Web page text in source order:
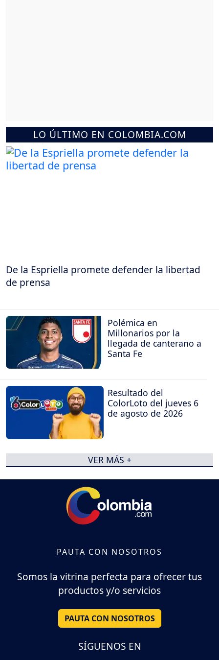
LO ÚLTIMO EN COLOMBIA.COM
De la Espriella promete defender la libertad
de prensa
Polémica en
Millonarios por la
llegada de canterano a
Santa Fe
Resultado del
ColorLoto del jueves 6
de agosto de 2026
VER MÁS +
PAUTA CON NOSOTROS
Somos la vitrina perfecta para ofrecer tus
productos y/o servicios
PAUTA CON NOSOTROS
SÍGUENOS EN